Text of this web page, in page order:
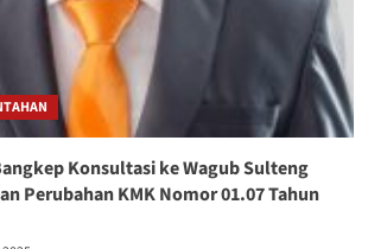
Konsultasi ke Wagub Sulteng
Perubahan KMK Nomor 01.07 Tahun